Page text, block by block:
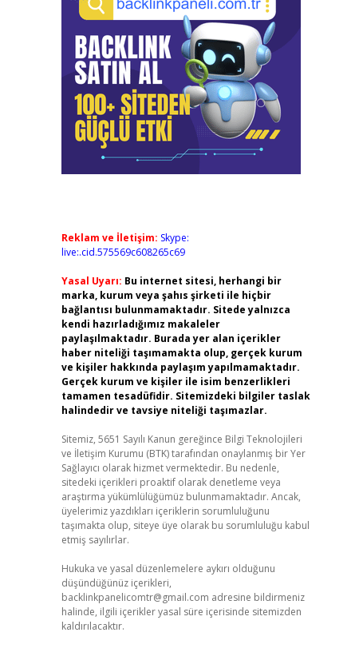
Reklam ve İletişim: Skype:
live:.cid.575569c608265c69
Yasal Uyarı: Bu internet sitesi, herhangi bir
marka, kurum veya şahıs şirketi ile hiçbir
bağlantısı bulunmamaktadır. Sitede yalnızca
kendi hazırladığımız makaleler
paylaşılmaktadır. Burada yer alan içerikler
haber niteliği taşımamakta olup, gerçek kurum
ve kişiler hakkında paylaşım yapılmamaktadır.
Gerçek kurum ve kişiler ile isim benzerlikleri
tamamen tesadüfidir. Sitemizdeki bilgiler taslak
halindedir ve tavsiye niteliği taşımazlar.
Sitemiz, 5651 Sayılı Kanun gereğince Bilgi Teknolojileri
ve İletişim Kurumu (BTK) tarafından onaylanmış bir Yer
Sağlayıcı olarak hizmet vermektedir. Bu nedenle,
sitedeki içerikleri proaktif olarak denetleme veya
araştırma yükümlülüğümüz bulunmamaktadır. Ancak,
üyelerimiz yazdıkları içeriklerin sorumluluğunu
taşımakta olup, siteye üye olarak bu sorumluluğu kabul
etmiş sayılırlar.
Hukuka ve yasal düzenlemelere aykırı olduğunu
düşündüğünüz içerikleri,
backlinkpanelicomtr@gmail.com adresine bildirmeniz
halinde, ilgili içerikler yasal süre içerisinde sitemizden
kaldırılacaktır.